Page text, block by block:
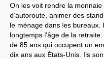
Systèmes & société sous
Nouvelles de
Crises "Covid-19 & H1N1"
On les voit rendre la
d’autoroute, animer des
le ménage dans les
longtemps l’âge de la
de 85 ans qui occupent un
dix ans aux États-Unis. Ils